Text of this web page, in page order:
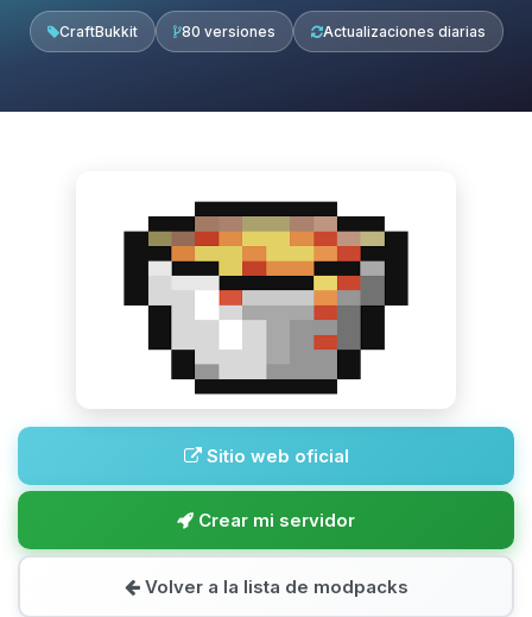
CraftBukkit 80 versiones Actualizaciones diarias
Sitio web oficial
Crear mi servidor
Volver a la lista de modpacks